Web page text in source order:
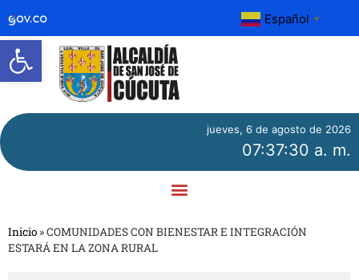
Abrir barra de herramientas
Español ▼
jueves, 6 de agosto de 2026
07:37:30 a. m.
Inicio »COMUNIDADES CON BIENESTAR E INTEGRACIÓN
ESTARÁ EN LA ZONA RURAL